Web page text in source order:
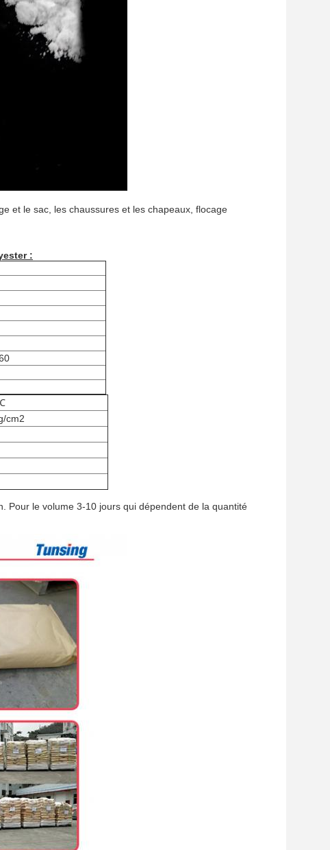
et le sac, les chaussures et les chapeaux, flocage
:
cm2
Pour le volume 3-10 jours qui dépendent de la quantité